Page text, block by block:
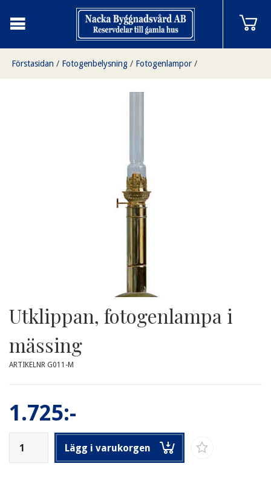
Förstasidan / Fotogenbelysning / Fotogenlampor /
Utklippan, fotogenlampa i mässing
Utklippan, fotogenlampa i
mässing
ARTIKELNR G011-M
1.725:-
Lägg i varukorgen